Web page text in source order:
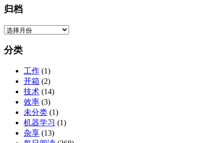
归档
归
分类
工作 (1)
开箱 (2)
技术 (14)
效率 (3)
未分类 (1)
机器学习 (1)
杂享 (13)